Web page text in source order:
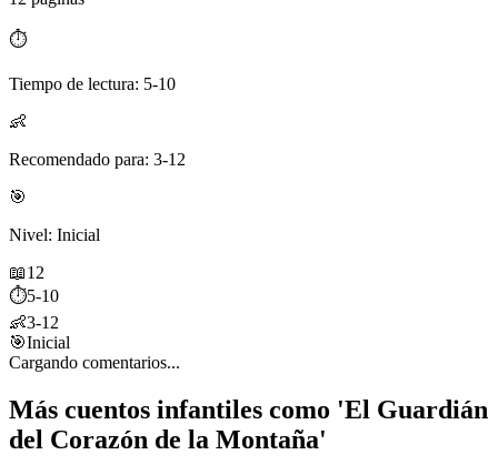
⏱️
Tiempo de lectura: 5-10
👶
Recomendado para: 3-12
🎯
Nivel: Inicial
📖12
⏱️5-10
👶3-12
🎯Inicial
Cargando comentarios...
Más cuentos infantiles como 'El Guardián
del Corazón de la Montaña'